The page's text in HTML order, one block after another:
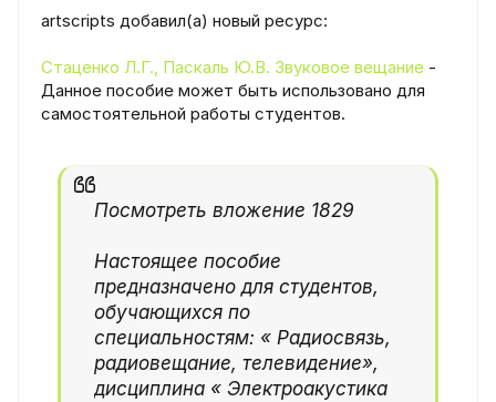
artscripts добавил(а) новый ресурс:
Стаценко Л.Г., Паскаль Ю.В. Звуковое вещание -
Данное пособие может быть использовано для
самостоятельной работы студентов.
Посмотреть вложение 1829
Настоящее пособие
предназначено для студентов,
обучающихся по
специальностям: « Радиосвязь,
радиовещание, телевидение»,
дисциплина « Электроакустика